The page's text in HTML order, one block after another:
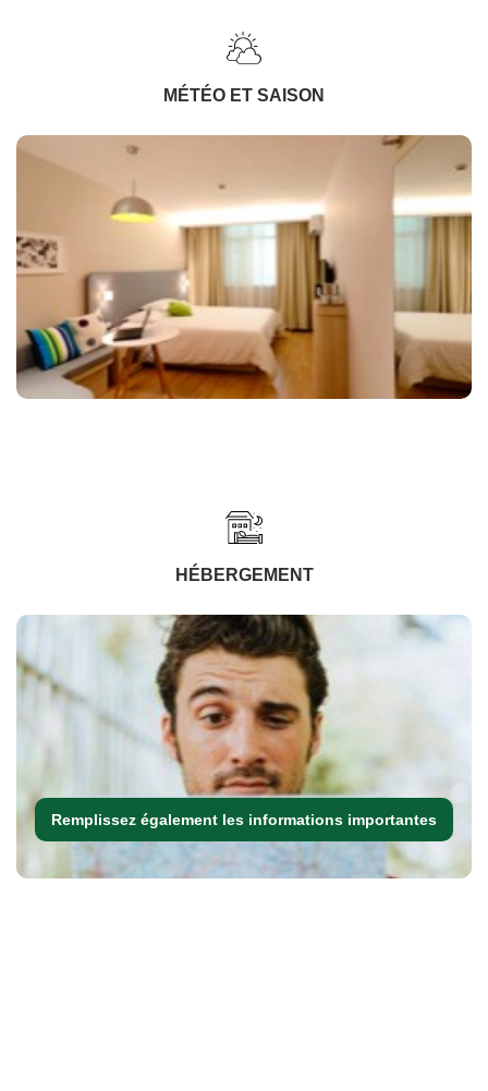
MÉTÉO ET SAISON
HÉBERGEMENT
Remplissez également les informations importantes